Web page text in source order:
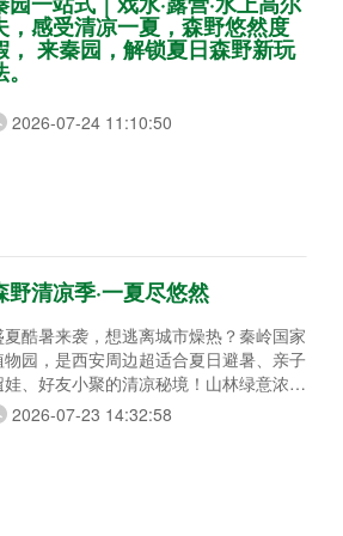
，感受清凉一夏，森野悠然度
， 来秦园，解锁夏日森野新玩
2026-07-24 11:10:50
野清凉季·一夏尽悠然
夏酷暑来袭，想逃离城市燥热？秦岭国家
物园，是西安周边超适合夏日避暑、亲子
娃、好友小聚的清凉秘境！山林绿意浓
、溪水清凉宜人，集合水上高尔夫、亲水
水、树荫品茗、山野露营、云岭飞车多元
2026-07-23 14:32:58